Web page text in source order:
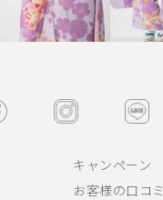
キャンペーン
お客様の口コミ